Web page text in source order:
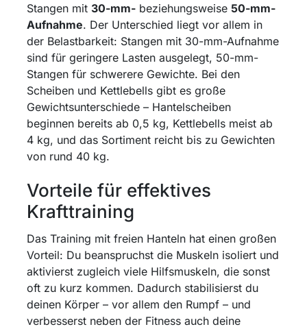
Stangen mit 30-mm- beziehungsweise 50-mm-
Aufnahme. Der Unterschied liegt vor allem in
der Belastbarkeit: Stangen mit 30-mm-Aufnahme
sind für geringere Lasten ausgelegt, 50-mm-
Stangen für schwerere Gewichte. Bei den
Scheiben und Kettlebells gibt es große
Gewichtsunterschiede – Hantelscheiben
beginnen bereits ab 0,5 kg, Kettlebells meist ab
4 kg, und das Sortiment reicht bis zu Gewichten
von rund 40 kg.
Vorteile für effektives
Krafttraining
Das Training mit freien Hanteln hat einen großen
Vorteil: Du beanspruchst die Muskeln isoliert und
aktivierst zugleich viele Hilfsmuskeln, die sonst
oft zu kurz kommen. Dadurch stabilisierst du
deinen Körper – vor allem den Rumpf – und
verbesserst neben der Fitness auch deine